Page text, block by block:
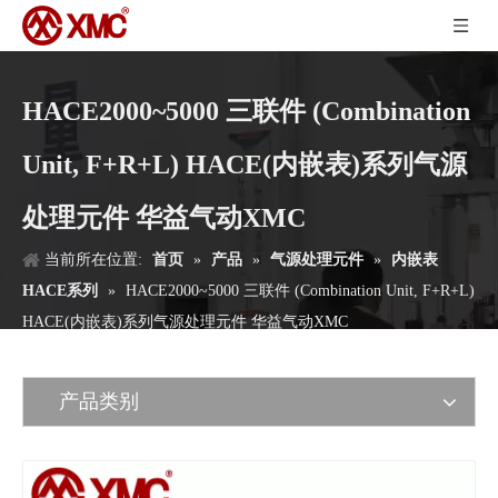
HACE2000~5000 三联件 (Combination
Unit, F+R+L) HACE(内嵌表)系列气源
处理元件 华益气动XMC
当前所在位置: 首页 » 产品 » 气源处理元件 »
内嵌表
HACE系列
» HACE2000~5000 三联件 (Combination Unit, F+R+L)
HACE(内嵌表)系列气源处理元件 华益气动XMC
产品类别